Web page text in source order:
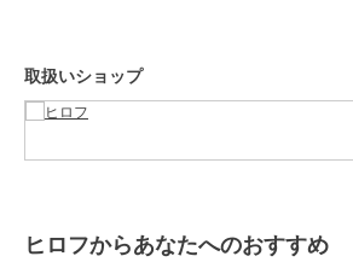
一枚でも伸びにくく、リッチな厚みが特徴の
取扱いショップ
ヒロフからあなたへのおすすめ